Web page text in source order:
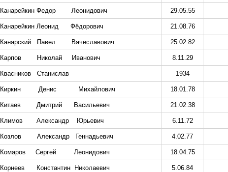
Канарейкин Федор Леонидович 29.05.55
Канарейкин Леонид Фёдорович 21.08.76
Канарский Павел Вячеславович 25.02.82
Карпов Николай Иванович 8.11.29
Квасников Станислав 1934
Киркин Денис Михайлович 18.01.78
Китаев Дмитрий Васильевич 21.02.38
Климов Александр Юрьевич 6.11.72
Козлов Александр Геннадьевич 4.02.77
Комаров Сергей Леонидович 18.04.75
Корнеев Константин Николаевич 5.06.84